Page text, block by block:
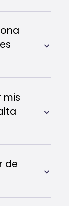
mis
de